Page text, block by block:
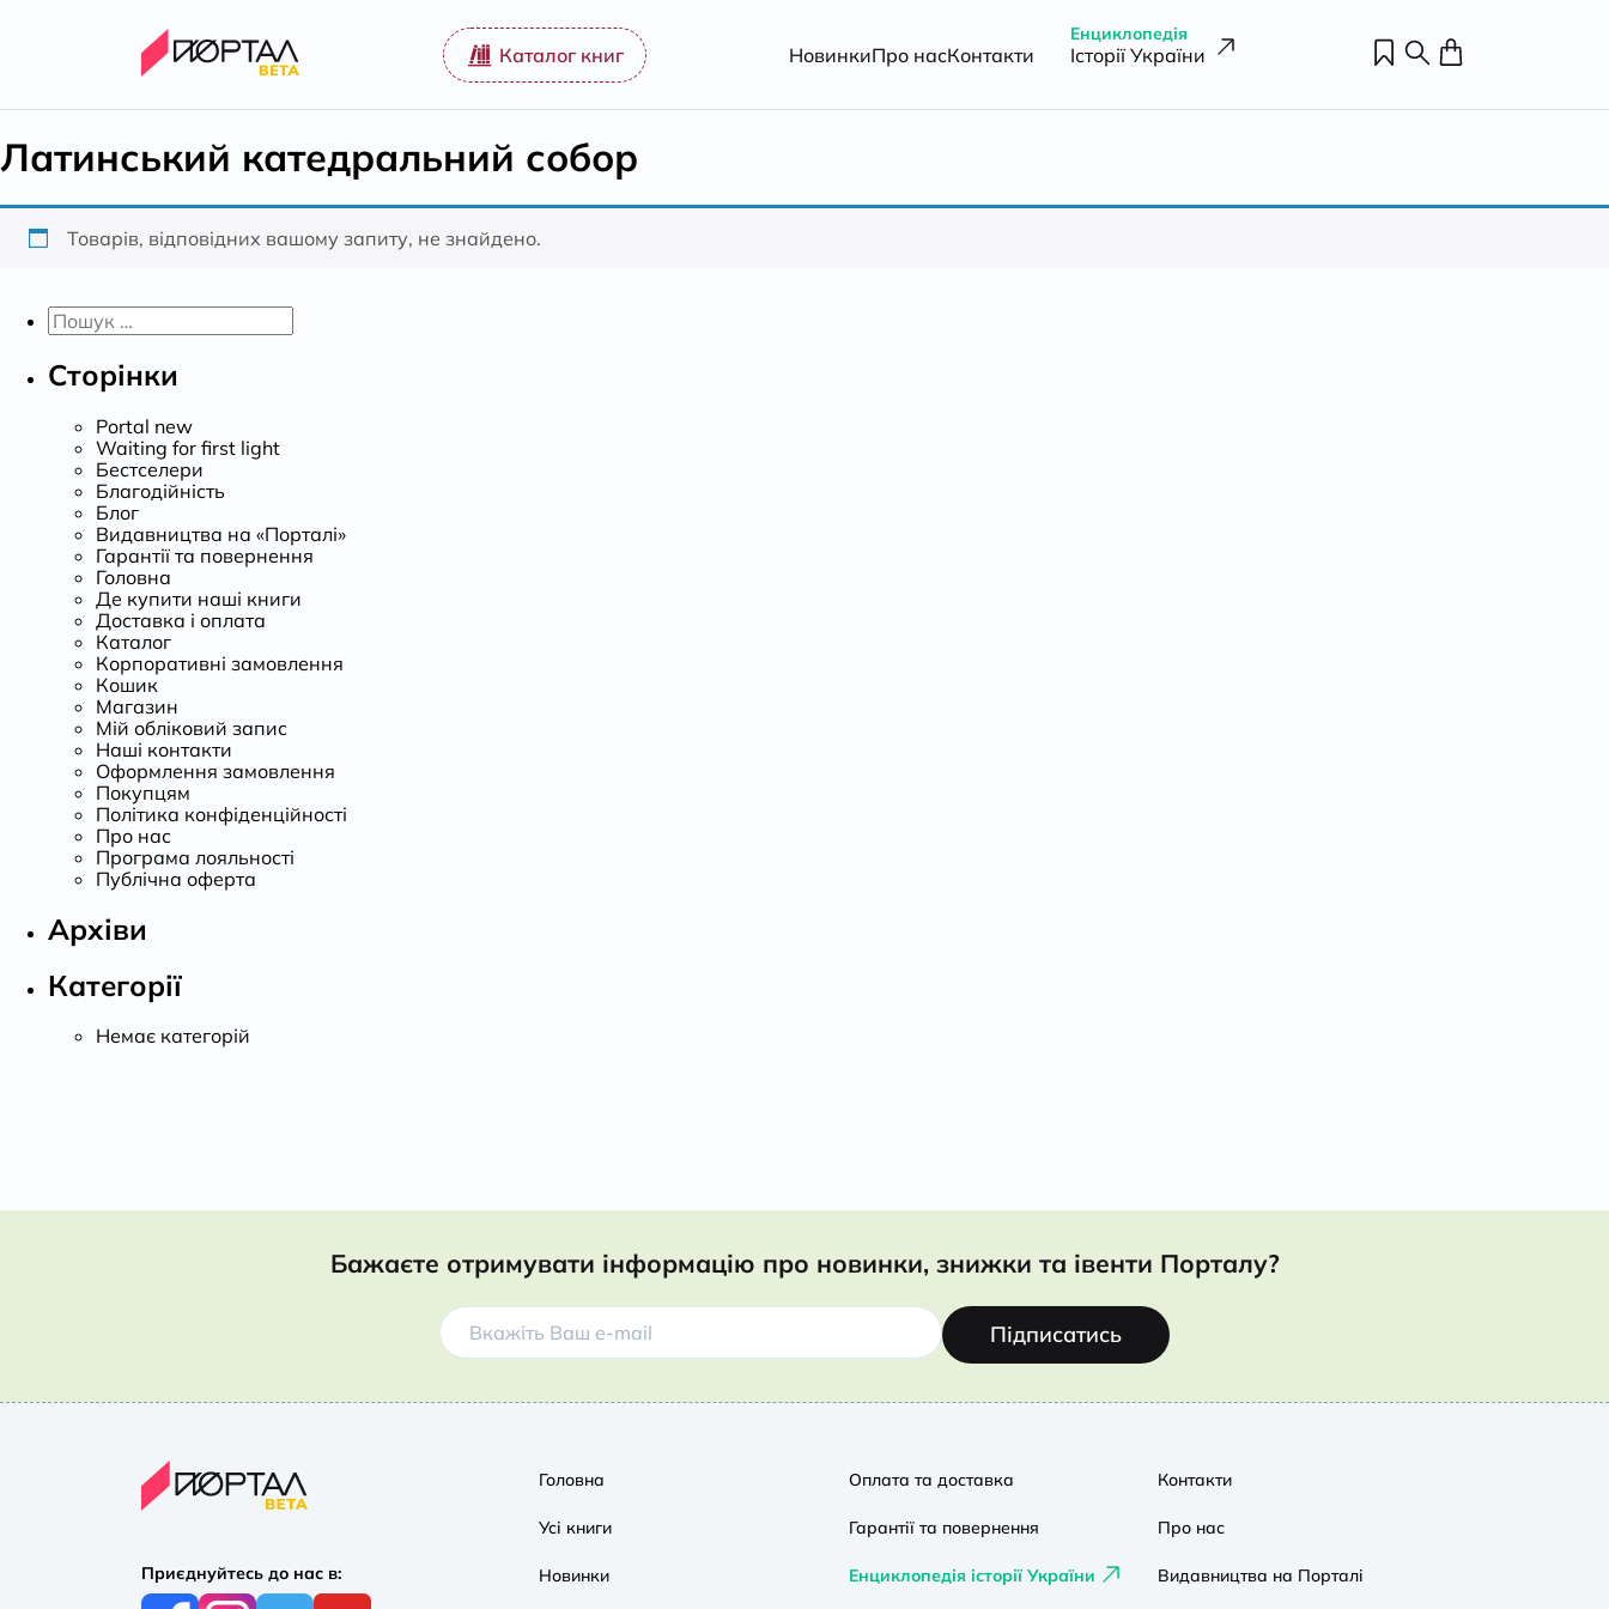
Каталог книг НовинкиПро насКонтакти
Енциклопедія
Історії України
Латинський катедральний собор
Товарів, відповідних вашому запиту, не знайдено.
Пошук:
Сторінки
Portal new
Waiting for first light
Бестселери
Благодійність
Блог
Видавництва на «Порталі»
Гарантії та повернення
Головна
Де купити наші книги
Доставка і оплата
Каталог
Корпоративні замовлення
Кошик
Магазин
Мій обліковий запис
Наші контакти
Оформлення замовлення
Покупцям
Політика конфіденційності
Про нас
Програма лояльності
Публічна оферта
Архіви
Категорії
Немає категорій
Бажаєте отримувати інформацію про новинки, знижки та івенти Порталу?
Підписатись
Приєднуйтесь до нас в:
Головна
Усі книги
Новинки
Оплата та доставка
Гарантії та повернення
Енциклопедія історії України
Контакти
Про нас
Видавництва на Порталі